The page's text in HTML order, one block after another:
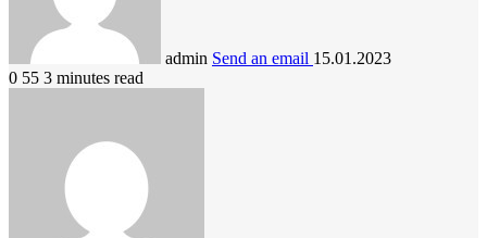
admin Send an email 15.01.2023
0 55 3 minutes read